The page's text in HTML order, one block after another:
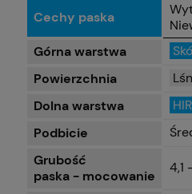
Cechy paska
Górna warstwa
Powierzchnia
Dolna warstwa
Podbicie
Grubość
paska - mocowanie
4,1